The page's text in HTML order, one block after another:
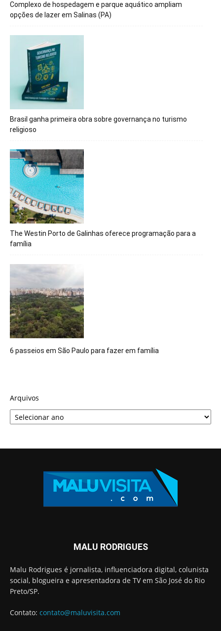
Complexo de hospedagem e parque aquático ampliam
opções de lazer em Salinas (PA)
Brasil ganha primeira obra sobre governança no turismo
religioso
The Westin Porto de Galinhas oferece programação para a
família
6 passeios em São Paulo para fazer em família
Arquivos
MALU RODRIGUES
Malu Rodrigues é jornalista, influenciadora digital, colunista
social, blogueira e apresentadora de TV em São José do Rio
Preto/SP.
Contato: contato@maluvisita.com